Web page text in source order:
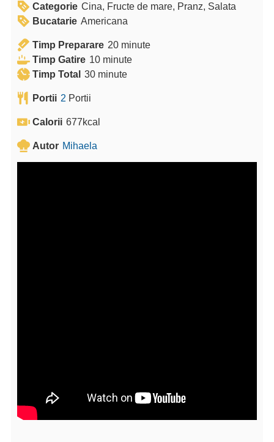
Categorie Cina, Fructe de mare, Pranz, Salata
Bucatarie Americana
Timp Preparare 20m
i
n
minute
Timp Gatire 10m
i
minute
Timp Total 30m
u
e
minute
Portii 2 Portii
Calorii 677kcal
Autor Mihaela